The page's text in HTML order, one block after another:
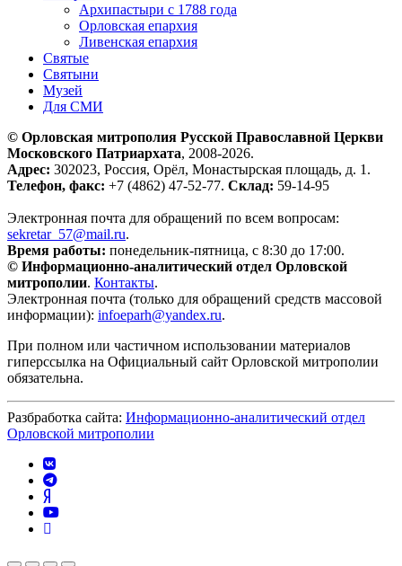
Архипастыри с 1788 года
Орловская епархия
Ливенская епархия
Святые
Святыни
Музей
Для СМИ
© Орловская митрополия Русской Православной Церкви
Московского Патриархата, 2008-2026.
Адрес: 302023, Россия, Орёл, Монастырская площадь, д. 1.
Телефон, факс: +7 (4862) 47-52-77. Склад: 59-14-95
Электронная почта для обращений по всем вопросам:
sekretar_57@mail.ru.
Время работы: понедельник-пятница, с 8:30 до 17:00.
© Информационно-аналитический отдел Орловской
митрополии. Контакты.
Электронная почта (только для обращений средств массовой
информации): infoeparh@yandex.ru.
При полном или частичном использовании материалов
гиперссылка на Официальный сайт Орловской митрополии
обязательна.
Разбработка сайта: Информационно-аналитический отдел
Орловской митрополии